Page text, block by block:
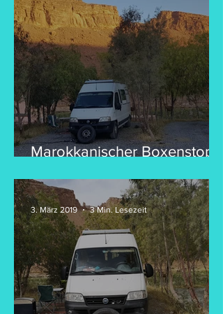
Marokkanischer Boxenstopp
3. März 2019 3 Min. Lesezeit